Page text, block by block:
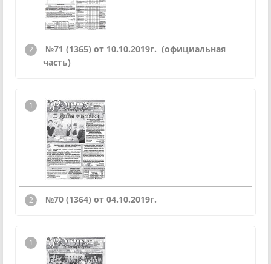
№71 (1365) от 10.10.2019г. (официальная
часть)
№70 (1364) от 04.10.2019г.